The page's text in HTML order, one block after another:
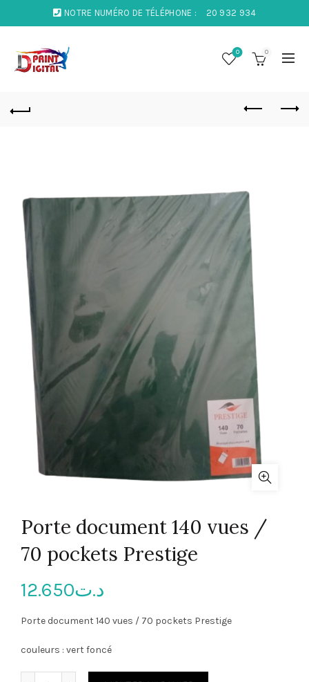
NOTRE NUMÉRO DE TÉLÉPHONE : 20 932 934
0 0
Porte document 140 vues /
70 pockets Prestige
د.ت12.650
Porte document 140 vues / 70 pockets Prestige
couleurs : vert foncé